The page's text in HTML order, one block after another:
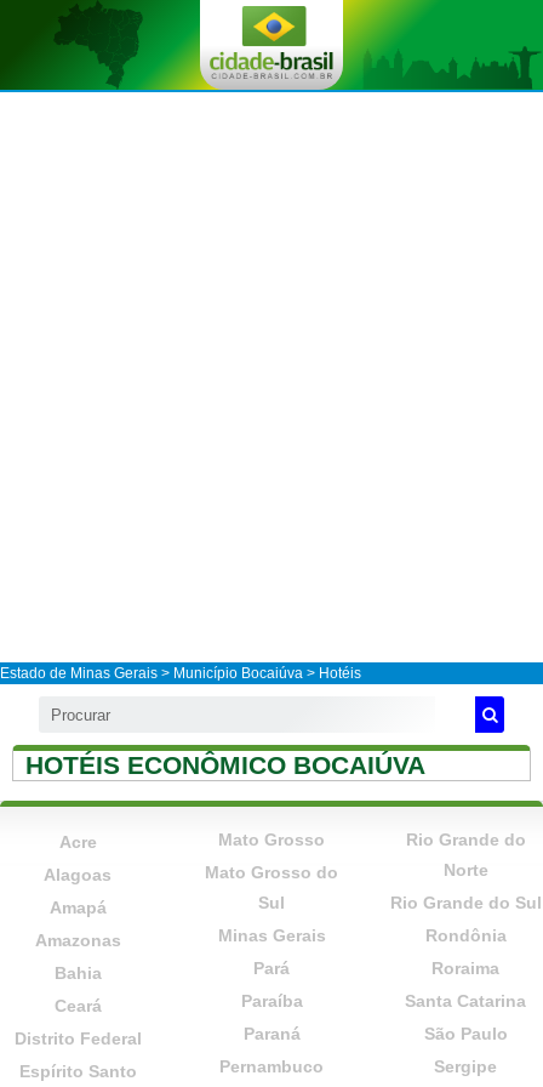
Estado de Minas Gerais > Município Bocaiúva > Hotéis
HOTÉIS ECONÔMICO BOCAIÚVA
Acre
Alagoas
Amapá
Amazonas
Bahia
Ceará
Distrito Federal
Espírito Santo
Mato Grosso
Mato Grosso do
Sul
Minas Gerais
Pará
Paraíba
Paraná
Pernambuco
Rio Grande do
Norte
Rio Grande do Sul
Rondônia
Roraima
Santa Catarina
São Paulo
Sergipe